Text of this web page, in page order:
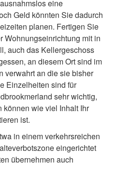
eine
Geld könnten Sie dadurch
planen. Fertigen Sie
Wohnungseinrichtung mit in
auch das Kellergeschoss
an diesem Ort sind im
verwahrt an die sie bisher
Einzelheiten sind für
sehr wichtig,
können wie viel Inhalt Ihr
ist.
in einem verkehrsreichen
eingerichtet
übernehmen auch